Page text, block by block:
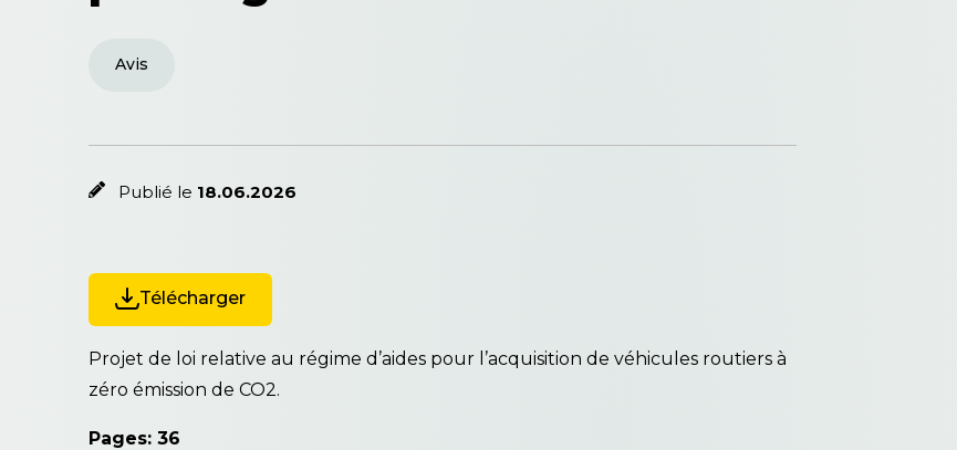
Avis
Publié le 18.06.2026
Télécharger
Projet de loi relative au régime d’aides pour l’acquisition de véhicules routiers à
zéro émission de CO2.
Pages: 36